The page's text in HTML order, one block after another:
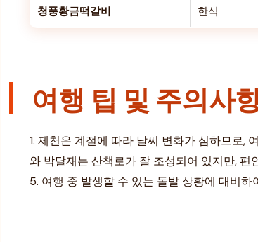
청풍황금떡갈비 한식
여행 팁 및 주의사
1. 제천은 계절에 따라 날씨 변화가 심하므로,
와 박달재는 산책로가 잘 조성되어 있지만,
5. 여행 중 발생할 수 있는 돌발 상황에 대비